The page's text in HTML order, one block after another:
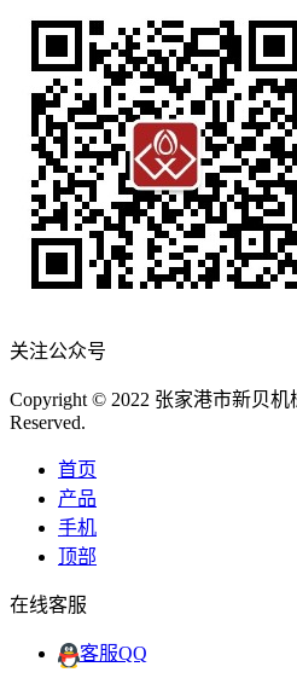
关注公众号
Copyright © 2022 张家港市新贝
Reserved.
首页
产品
手机
顶部
在线客服
客服QQ